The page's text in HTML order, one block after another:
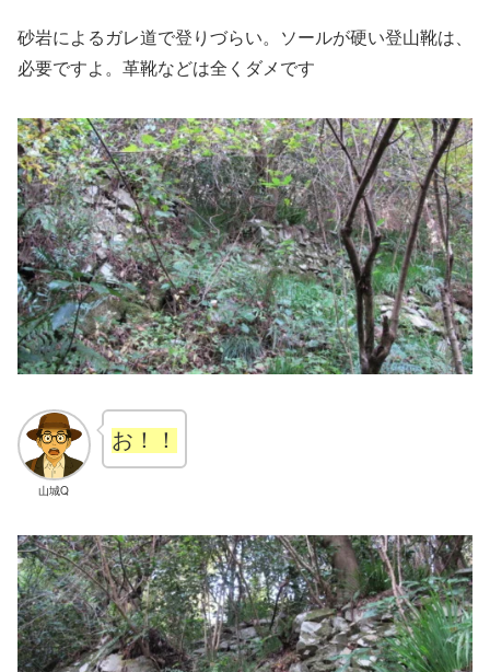
砂岩によるガレ道で登りづらい。ソールが硬い登山靴は、
必要ですよ。革靴などは全くダメです
山城Q
お！！